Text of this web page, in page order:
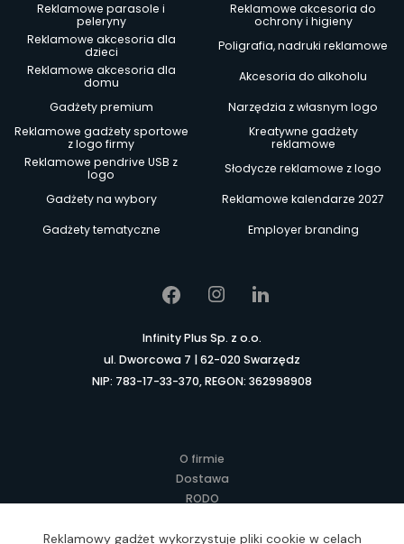
Reklamowe parasole i
peleryny
Reklamowe akcesoria do
ochrony i higieny
Reklamowe akcesoria dla
dzieci
Poligrafia, nadruki reklamowe
Reklamowe akcesoria dla
domu
Akcesoria do alkoholu
Gadżety premium
Narzędzia z własnym logo
Reklamowe gadżety sportowe
z logo firmy
Kreatywne gadżety
reklamowe
Reklamowe pendrive USB z
logo
Słodycze reklamowe z logo
Gadżety na wybory
Reklamowe kalendarze 2027
Gadżety tematyczne
Employer branding
Infinity Plus Sp. z o.o.
ul. Dworcowa 7 | 62-020 Swarzędz
NIP: 783-17-33-370, REGON: 362998908
O firmie
Dostawa
RODO
Regulamin
Reklamowy gadżet wykorzystuje pliki cookie w celach